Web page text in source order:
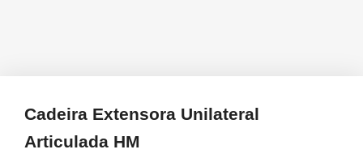
Cadeira Extensora Unilateral
Articulada HM